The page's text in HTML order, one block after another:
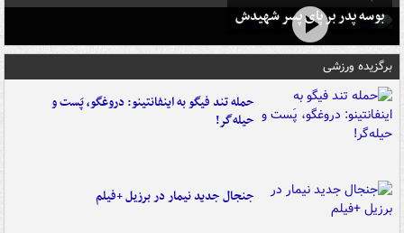
بوسه‌ پدر بر پای پسر شهیدش
برگزیده ورزشی
حمله تند فیگو به اینفانتینو: دروغگو، پَست‌ و
حیله‌گر!
جنجال جدید نیمار در برزیل +فیلم